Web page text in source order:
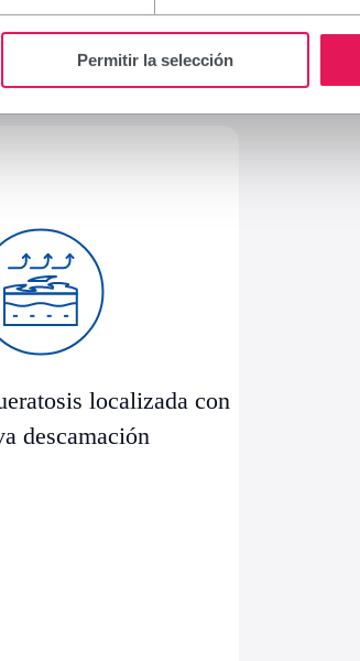
Permitir la selección
localizada con
descamación